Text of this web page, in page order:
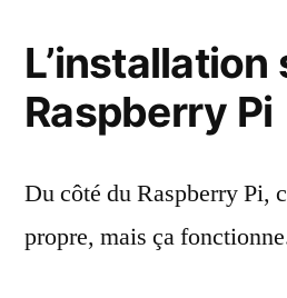
L’installation
Raspberry Pi
Du côté du Raspberry Pi,
propre, mais ça